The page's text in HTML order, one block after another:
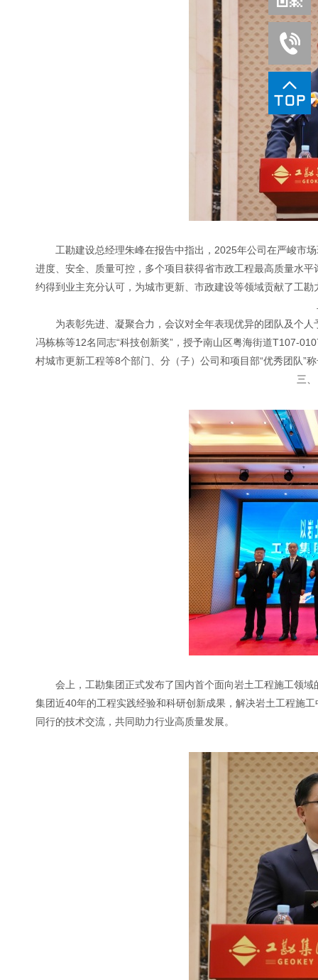
工勘建设总经理朱峰在报告中指出，2025年公司在严峻市
进度、安全、质量可控，多个项目获得省市政工程最高质量水
约得到业主充分认可，为城市更新、市政建设等领域贡献了工勘
为表彰先进、凝聚合力，会议对全年表现优异的团队及个
冯栋栋等12名同志“科技创新奖”，授予南山区粤海街道T107-
村城市更新工程等8个部门、分（子）公司和项目部“优秀团队”
三
会上，工勘集团正式发布了国内首个面向岩土工程施工领
集团近40年的工程实践经验和科研创新成果，解决岩土工程施
同行的技术交流，共同助力行业高质量发展。